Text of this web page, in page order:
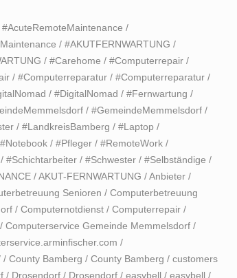
#AcuteRemoteMaintenance /
/#AKUTFERNWARTUNG /
/#Carehome /#Computerrepair /
/#Computerreparatur /#Computerreparatur /
/ #DigitalNomad / #Fernwartung /
/ #GemeindeMemmelsdorf /
/ #LandkreisBamberg / #Laptop /
#Notebook / #Pfleger / #RemoteWork /
/ #Schichtarbeiter / #Schwester / #Selbständige /
/AKUT-FERNWARTUNG /Anbieter /
Senioren / Computerbetreuung
/ Computernotdienst / Computerrepair /
/ Computerservice Gemeinde Memmelsdorf /
/
/ County Bamberg / County Bamberg / customers
/ Drosendorf / Drosendorf / easybell / easybell /